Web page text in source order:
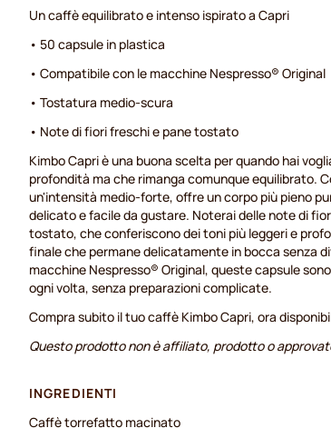
Un caffè equilibrato e intenso ispirato a Capri
• 50 capsule in plastica
• Compatibile con le macchine Nespresso® Original
• Tostatura medio-scura
• Note di fiori freschi e pane tostato
Kimbo Capri è una buona scelta per quando hai
profondità ma che rimanga comunque equilibrato.
un'intensità medio-forte, offre un corpo più pieno
delicato e facile da gustare. Noterai delle note di
tostato, che conferiscono dei toni più leggeri e
finale che permane delicatamente in bocca senza
macchine Nespresso® Original, queste capsule
ogni volta, senza preparazioni complicate.
Compra subito il tuo caffè Kimbo Capri, ora
Questo prodotto non è affiliato, prodotto o
INGREDIENTI
Caffè torrefatto macinato